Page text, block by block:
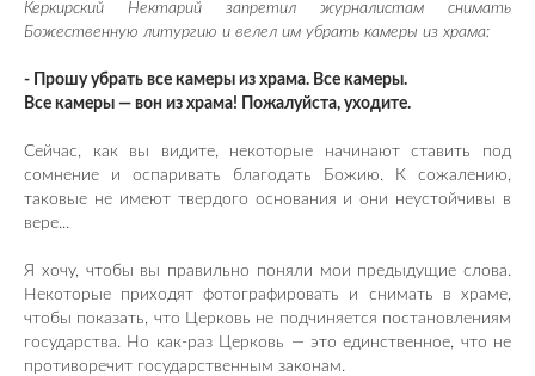
Керкирский Нектарий запретил журналистам снимать
Божественную литургию и велел им убрать камеры из храма:
- Прошу убрать все камеры из храма. Все камеры.
Все камеры — вон из храма! Пожалуйста, уходите.
Сейчас, как вы видите, некоторые начинают ставить под
сомнение и оспаривать благодать Божию. К сожалению,
таковые не имеют твердого основания и они неустойчивы в
вере...
Я хочу, чтобы вы правильно поняли мои предыдущие слова.
Некоторые приходят фотографировать и снимать в храме,
чтобы показать, что Церковь не подчиняется постановлениям
государства. Но как-раз Церковь — это единственное, что не
противоречит государственным законам.